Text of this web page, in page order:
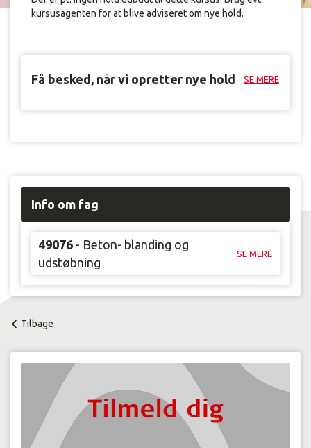
kursusagenten for at blive adviseret om nye hold.
Få besked, når vi opretter nye hold SE MERE
Info om fag
49076 - Beton- blanding og
udstøbning
SE MERE
Tilbage